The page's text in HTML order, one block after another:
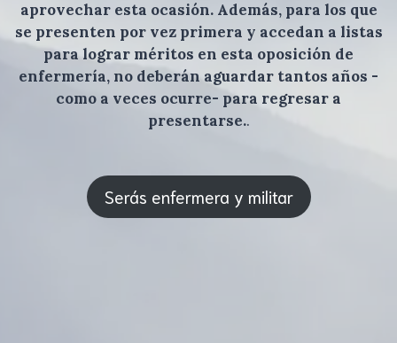
aprovechar esta ocasión. Además, para los que
se presenten por vez primera y accedan a listas
para lograr méritos en esta oposición de
enfermería, no deberán aguardar tantos años -
como a veces ocurre- para regresar a
presentarse..
Serás enfermera y militar